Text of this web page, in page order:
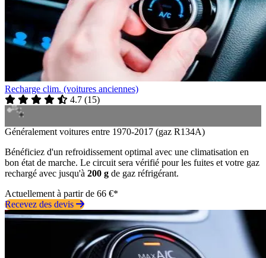
Recharge clim. (voitures anciennes)
4.7 (15)
Généralement voitures entre 1970-2017 (gaz R134A)
Bénéficiez d'un refroidissement optimal avec une climatisation en
bon état de marche. Le circuit sera vérifié pour les fuites et votre gaz
rechargé avec jusqu'à 200 g de gaz réfrigérant.
Actuellement à partir de 66 €*
Recevez des devis